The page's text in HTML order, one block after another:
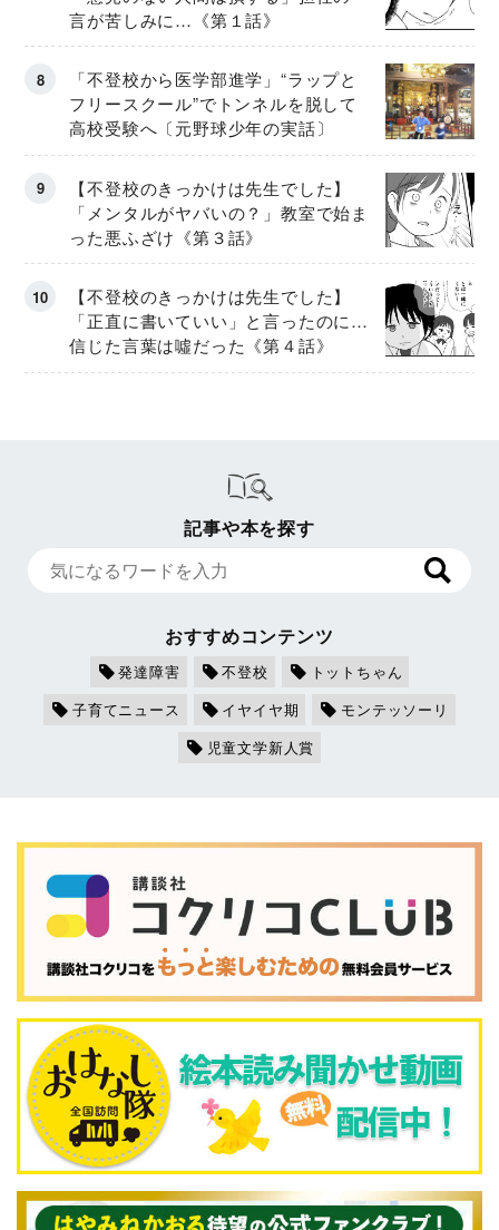
言が苦しみに…《第１話》
「不登校から医学部進学」“ラップと
フリースクール”でトンネルを脱して
高校受験へ〔元野球少年の実話〕
【不登校のきっかけは先生でした】
「メンタルがヤバいの？」教室で始ま
った悪ふざけ《第３話》
【不登校のきっかけは先生でした】
「正直に書いていい」と言ったのに…
信じた言葉は噓だった《第４話》
記事や本を探す
おすすめコンテンツ
発達障害 不登校
トットちゃん
子育てニュース
イヤイヤ期
モンテッソーリ
児童文学新人賞